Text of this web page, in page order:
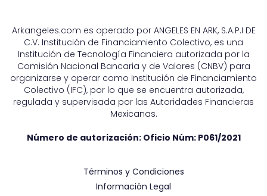
Arkangeles.com es operado por ANGELES EN ARK, S.A.P.I DE
C.V. Institución de Financiamiento Colectivo, es una
Institución de Tecnología Financiera autorizada por la
Comisión Nacional Bancaria y de Valores (CNBV) para
organizarse y operar como Institución de Financiamiento
Colectivo (IFC), por lo que se encuentra autorizada,
regulada y supervisada por las Autoridades Financieras
Mexicanas.
Número de autorización: Oficio Núm: P061/2021
Términos y Condiciones
Información Legal